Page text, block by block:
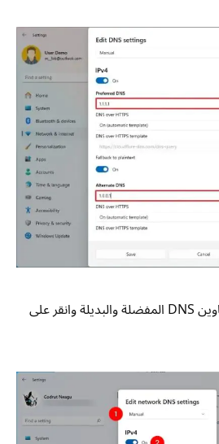
أدخل عناوين DNS المفضلة والبديلة وانقر على